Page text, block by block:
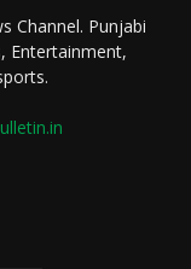
Channel. Punjabi
Entertainment,